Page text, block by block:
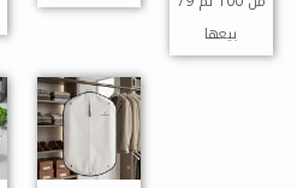
بيعها